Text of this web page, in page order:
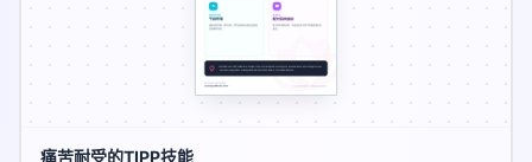
痛苦耐受的TIPP技能